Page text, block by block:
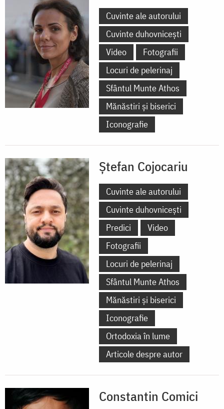
Cuvinte ale autorului
Cuvinte duhovnicești
Video
Fotografii
Locuri de pelerinaj
Sfântul Munte Athos
Mănăstiri și biserici
Iconografie
Ștefan Cojocariu
Cuvinte ale autorului
Cuvinte duhovnicești
Predici
Video
Fotografii
Locuri de pelerinaj
Sfântul Munte Athos
Mănăstiri și biserici
Iconografie
Ortodoxia în lume
Articole despre autor
Constantin Comici